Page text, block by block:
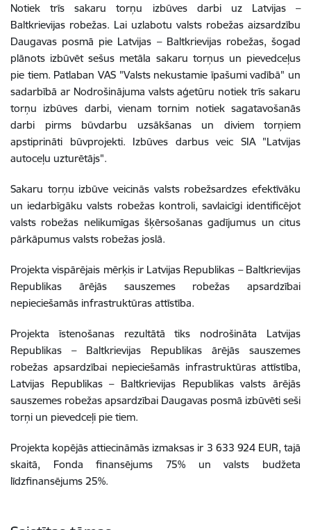
Notiek trīs sakaru torņu izbūves darbi uz Latvijas –
Baltkrievijas robežas. Lai uzlabotu valsts robežas aizsardzību
Daugavas posmā pie Latvijas – Baltkrievijas robežas, šogad
plānots izbūvēt sešus metāla sakaru torņus un pievedceļus
pie tiem. Patlaban VAS "Valsts nekustamie īpašumi vadībā" un
sadarbībā ar Nodrošinājuma valsts aģetūru notiek trīs sakaru
torņu izbūves darbi, vienam tornim notiek sagatavošanās
darbi pirms būvdarbu uzsākšanas un diviem torņiem
apstiprināti būvprojekti. Izbūves darbus veic SIA "Latvijas
autoceļu uzturētājs".
Sakaru torņu izbūve veicinās valsts robežsardzes efektīvāku
un iedarbīgāku valsts robežas kontroli, savlaicīgi identificējot
valsts robežas nelikumīgas šķērsošanas gadījumus un citus
pārkāpumus valsts robežas joslā.
Projekta vispārējais mērķis ir Latvijas Republikas – Baltkrievijas
Republikas ārējās sauszemes robežas apsardzībai
nepieciešamās infrastruktūras attīstība.
Projekta īstenošanas rezultātā tiks nodrošināta Latvijas
Republikas – Baltkrievijas Republikas ārējās sauszemes
robežas apsardzībai nepieciešamās infrastruktūras attīstība,
Latvijas Republikas – Baltkrievijas Republikas valsts ārējās
sauszemes robežas apsardzībai Daugavas posmā izbūvēti seši
torņi un pievedceļi pie tiem.
Projekta kopējās attiecināmās izmaksas ir 3 633 924 EUR, tajā
skaitā, Fonda finansējums 75% un valsts budžeta
līdzfinansējums 25%.